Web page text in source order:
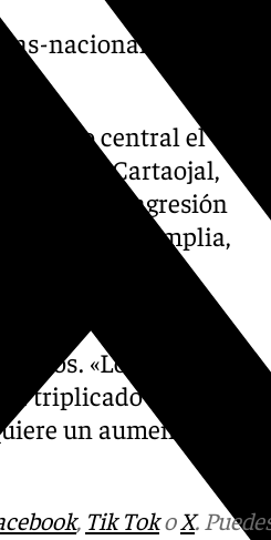
nacionales-
central el
en Cartaojal,
ante una agresión
muy amplia,
del PP
«Los datos
triplicado la
un aumento de
, Tik TokoX.